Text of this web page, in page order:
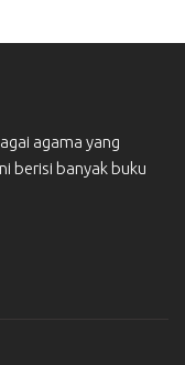
agama yang
berisi banyak buku